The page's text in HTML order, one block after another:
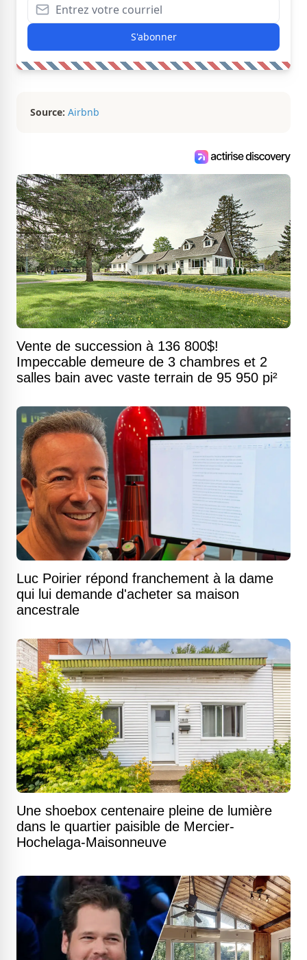
S'abonner
Source: Airbnb
Vente de succession à 136 800$!
Impeccable demeure de 3 chambres et 2
salles bain avec vaste terrain de 95 950 pi²
Luc Poirier répond franchement à la dame
qui lui demande d'acheter sa maison
ancestrale
Une shoebox centenaire pleine de lumière
dans le quartier paisible de Mercier-
Hochelaga-Maisonneuve